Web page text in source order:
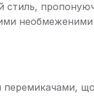
необмеженими